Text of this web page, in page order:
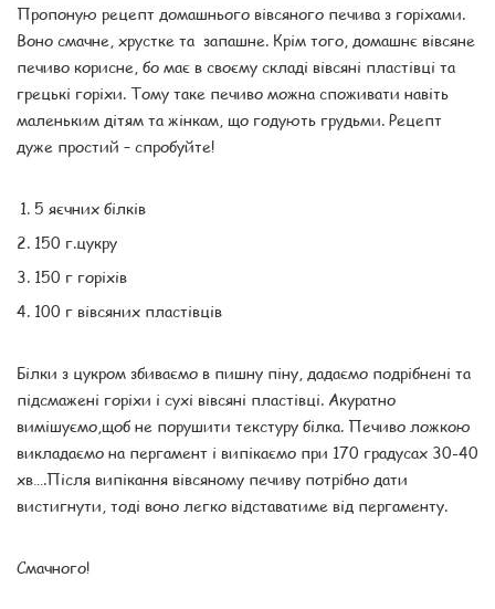
Пропоную рецепт домашнього вівсяного печива з горіхами.
Воно смачне, хрустке та запашне. Крім того, домашнє вівсяне
печиво корисне, бо має в своєму складі вівсяні пластівці та
грецькі горіхи. Тому таке печиво можна споживати навіть
маленьким дітям та жінкам, що годують грудьми. Рецепт
дуже простий – спробуйте!
5 яєчних білків
150 г.цукру
150 г горіхів
100 г вівсяних пластівців
Білки з цукром збиваємо в пишну піну, дадаємо подрібнені та
підсмажені горіхи і сухі вівсяні пластівці. Акуратно
вимішуємо,щоб не порушити текстуру білка. Печиво ложкою
викладаємо на пергамент і випікаємо при 170 градусах 30-40
хв….Після випікання вівсяному печиву потрібно дати
вистигнути, тоді воно легко відставатиме від пергаменту.
Смачного!